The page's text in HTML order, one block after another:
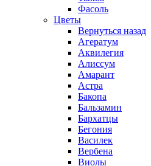
Фасоль
Цветы
Вернуться назад
Агератум
Аквилегия
Алиссум
Амарант
Астра
Бакопа
Бальзамин
Бархатцы
Бегония
Василек
Вербена
Виолы